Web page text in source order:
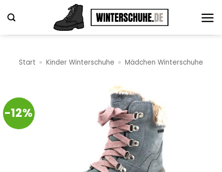
Inhalt
springen
Start » Kinder Winterschuhe » Mädchen Winterschuhe
-12%